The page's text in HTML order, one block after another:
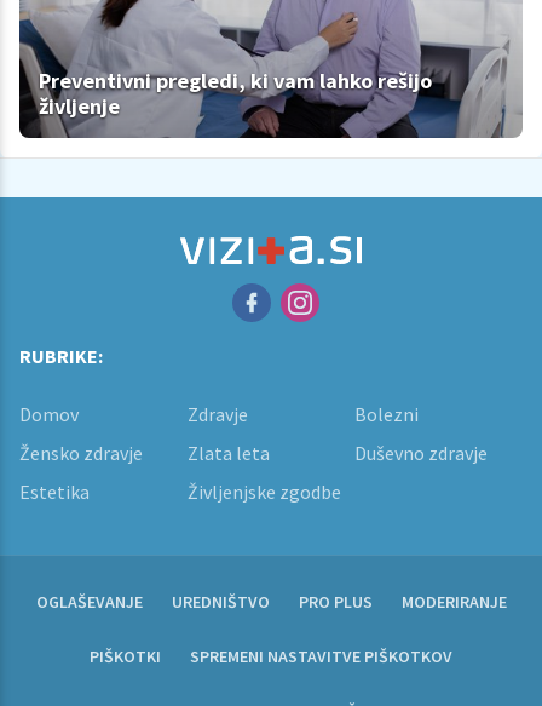
Preventivni pregledi, ki vam lahko rešijo
življenje
RUBRIKE:
Domov Zdravje
Bolezni
Žensko zdravje
Zlata leta
Duševno zdravje
Estetika
Življenjske zgodbe
OGLAŠEVANJE UREDNIŠTVO PRO PLUS MODERIRANJE
PIŠKOTKI SPREMENI NASTAVITVE PIŠKOTKOV